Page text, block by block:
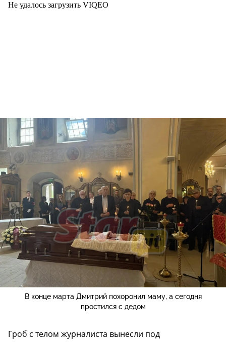
Не удалось загрузить VIQEO
В конце марта Дмитрий похоронил маму, а сегодня
простился с дедом
Гроб с телом журналиста вынесли под